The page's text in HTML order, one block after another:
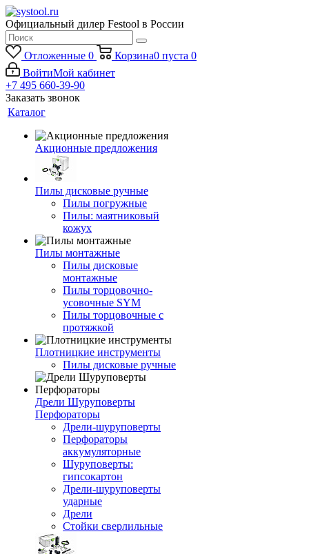
Официальный дилер Festool в России
Отложенные 0 Корзина0 пуста 0
ВойтиМой кабинет
+7 495 660-39-90
Заказать звонок
Каталог
Акционные предложения
Пилы дисковые ручные
Пилы погружные
Пилы: маятниковый
кожух
Пилы монтажные
Пилы дисковые
монтажные
Пилы торцовочно-
усовочные SYM
Пилы торцовочные с
протяжкой
Плотницкие инструменты
Пилы дисковые ручные
Дрели Шуруповерты
Перфораторы
Дрели-шуруповерты
Перфораторы
аккумуляторные
Шуруповерты:
гипсокартон
Дрели-шуруповерты
ударные
Дрели
Стойки сверлильные